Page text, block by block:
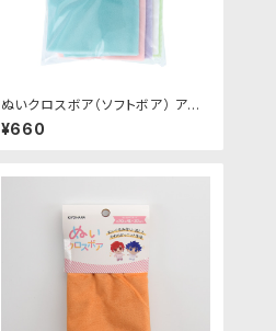
ぬいクロスボア（ソフトボア） アソ
ートセット（パステルカラー）｜清原
株式会社
¥660